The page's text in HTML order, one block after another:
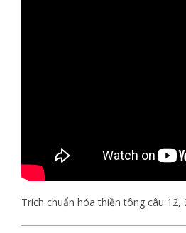
Trích chuẩn hóa thiền tông câu 12,